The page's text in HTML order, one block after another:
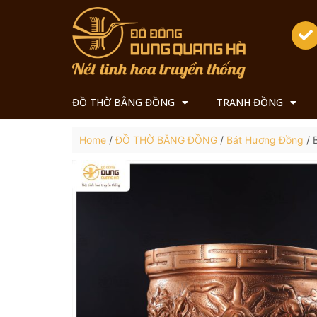
ĐỒ THỜ BẰNG ĐỒNG TRANH ĐỒNG
Home /ĐỒ THỜ BẰNG ĐỒNG / Bát Hương Đồng /